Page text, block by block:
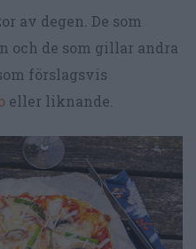
av degen. De som
och de som gillar andra
förslagsvis
eller liknande.